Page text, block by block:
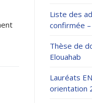
Continue
Liste des
confirmée
Thèse de
Elouahab
Lauréats
orientation